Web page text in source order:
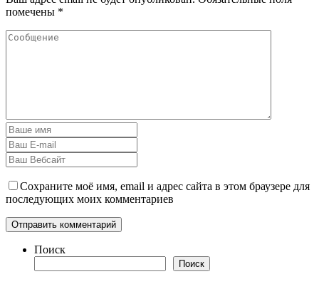
помечены *
Сохраните моё имя, email и адрес сайта в этом браузере для
последующих моих комментариев
Поиск
Поиск